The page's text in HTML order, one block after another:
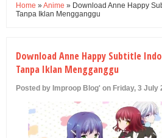
U
Home »Anime » Download Anne Happy
Tanpa Iklan Mengganggu
Download Anne Happy Subtitle
Tanpa Iklan Mengganggu
Posted by Improop Blog' on Friday, 3 July